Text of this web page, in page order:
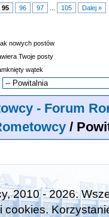
95 96 97 105 Dalej »
nowych postów
Twoje posty
wątek
- Forum
/
2010 - 2026.
cookies.